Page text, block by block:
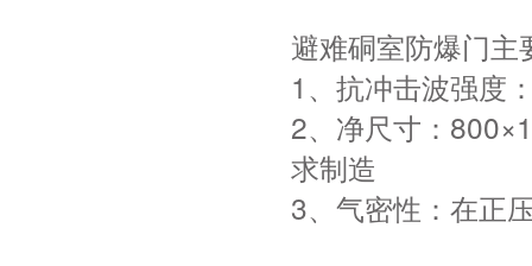
避难硐室防爆门主
1、抗冲击波强度
2、净尺寸：
求制造
3、气密性：在正